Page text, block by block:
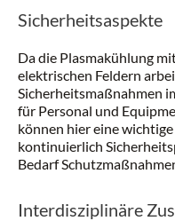
Sicherheitsaspekte
Da die Plasmakühlung
elektrischen Feldern
Sicherheitsmaßnahmen
für Personal und
können hier eine
kontinuierlich
Bedarf
Interdisziplinäre